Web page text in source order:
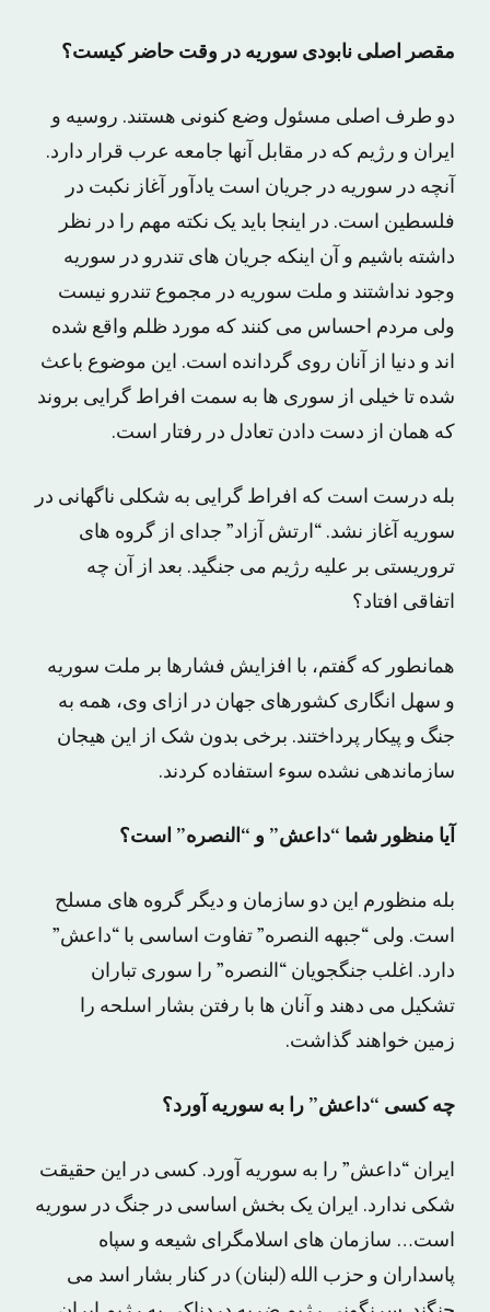
مقصر اصلی نابودی سوریه در وقت حاضر کیست؟
دو طرف اصلی مسئول وضع کنونی هستند. روسیه و
ایران و رژیم که در مقابل آنها جامعه عرب قرار دارد.
آنچه در سوریه در جریان است یادآور آغاز نکبت در
فلسطین است. در اینجا باید یک نکته مهم را در نظر
داشته باشیم و آن اینکه جریان های تندرو در سوریه
وجود نداشتند و ملت سوریه در مجموع تندرو نیست
ولی مردم احساس می کنند که مورد ظلم واقع شده
اند و دنیا از آنان روی گردانده است. این موضوع باعث
شده تا خیلی از سوری ها به سمت افراط گرایی بروند
که همان از دست دادن تعادل در رفتار است.
بله درست است که افراط گرایی به شکلی ناگهانی در
سوریه آغاز نشد. “ارتش آزاد” جدای از گروه های
تروریستی بر علیه رژیم می جنگید. بعد از آن چه
اتفاقی افتاد؟
همانطور که گفتم، با افزایش فشارها بر ملت سوریه
و سهل انگاری کشورهای جهان در ازای وی، همه به
جنگ و پیکار پرداختند. برخی بدون شک از این هیجان
سازماندهی نشده سوء استفاده کردند.
آیا منظور شما “داعش” و “النصره” است؟
بله منظورم این دو سازمان و دیگر گروه های مسلح
است. ولی “جبهه النصره” تفاوت اساسی با “داعش”
دارد. اغلب جنگجویان “النصره” را سوری تباران
تشکیل می دهند و آنان ها با رفتن بشار اسلحه را
زمین خواهند گذاشت.
چه کسی “داعش” را به سوریه آورد؟
ایران “داعش” را به سوریه آورد. کسی در این حقیقت
شکی ندارد. ایران یک بخش اساسی در جنگ در سوریه
است… سازمان های اسلامگرای شیعه و سپاه
پاسداران و حزب الله (لبنان) در کنار بشار اسد می